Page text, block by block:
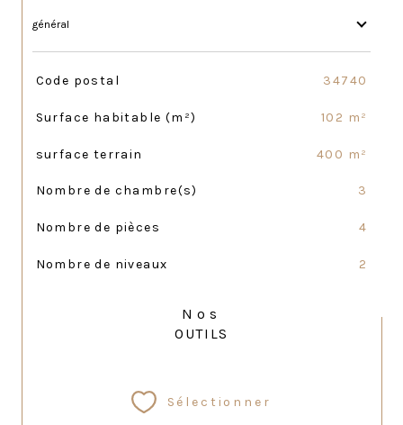
général
TRAD_SIROCCO_Caracteristique
Code postal 34740
Surface habitable (m²) 102 m²
surface terrain 400 m²
Nombre de chambre(s) 3
Nombre de pièces 4
Nombre de niveaux 2
Nos
OUTILS
Sélectionner